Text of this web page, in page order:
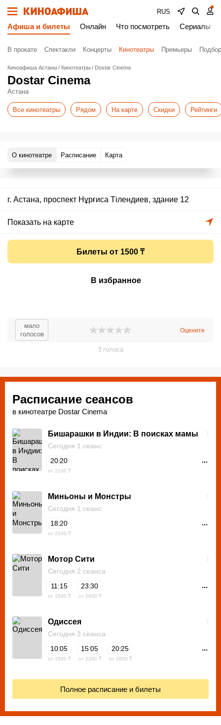
RUS
Афиша и билеты Онлайн Что посмотреть Сериалы
В прокате Спектакли Концерты Кинотеатры Премьеры
Киноафиша Астаны Кинотеатры Dostar Cinema
Dostar Cinema
Астана
Все кинотеатры Рядом На карте Скидки Рейтинги
О кинотеатре Расписание Карта
г. Астана, проспект Нұрғиса Тілендиев, здание 12
Показать на карте
Билеты от 1500 ₸
В избранное
мало
голосов
Оцените
3 голоса
Расписание сеансов
в кинотеатре Dostar Cinema
Бишарашки в Индии: В поисках мамы
Сегодня 1 сеанс
20:20
от 2100 ₸
...
Миньоны и Монстры
Сегодня 1 сеанс
18:20
от 2100 ₸
...
Мотор Сити
Сегодня 2 сеанса
11:15
от 1500 ₸
23:30
от 2600 ₸
...
Одиссея
Сегодня 3 сеанса
10:05
от 1500 ₸
15:05
от 2200 ₸
20:25
от 2800 ₸
...
Полное расписание и билеты